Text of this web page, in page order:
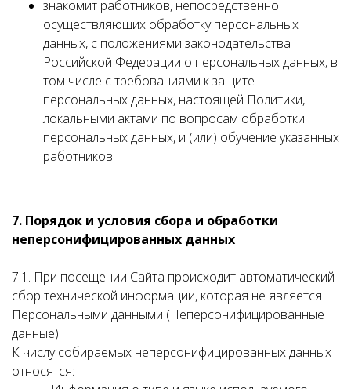
знакомит работников, непосредственно
осуществляющих обработку персональных
данных, с положениями законодательства
Российской Федерации о персональных данных, в
том числе с требованиями к защите
персональных данных, настоящей Политики,
локальными актами по вопросам обработки
персональных данных, и (или) обучение указанных
работников.
7. Порядок и условия сбора и обработки
неперсонифицированных данных
7.1. При посещении Сайта происходит автоматический
сбор технической информации, которая не является
Персональными данными (Неперсонифицированные
данные).
К числу собираемых неперсонифицированных данных
относятся: